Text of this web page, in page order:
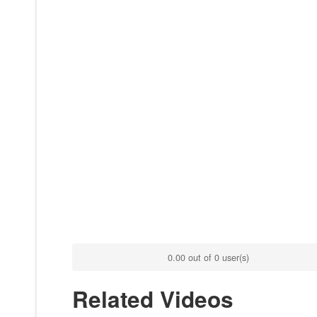
0.00 out of 0 user(s)
Related Videos